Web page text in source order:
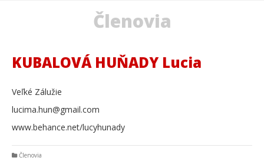
Členovia
KUBALOVÁ HUŇADY Lucia
Veľké Zálužie
lucima.hun@gmail.com
www.behance.net/lucyhunady
Členovia